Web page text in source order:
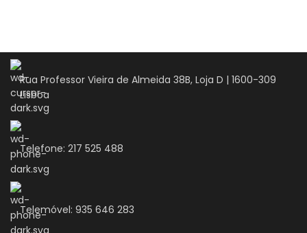
Rua Professor Vieira de Almeida 38B, Loja D | 1600-309
Lisboa
Telefone: 217 525 488
Telemóvel: 935 646 283